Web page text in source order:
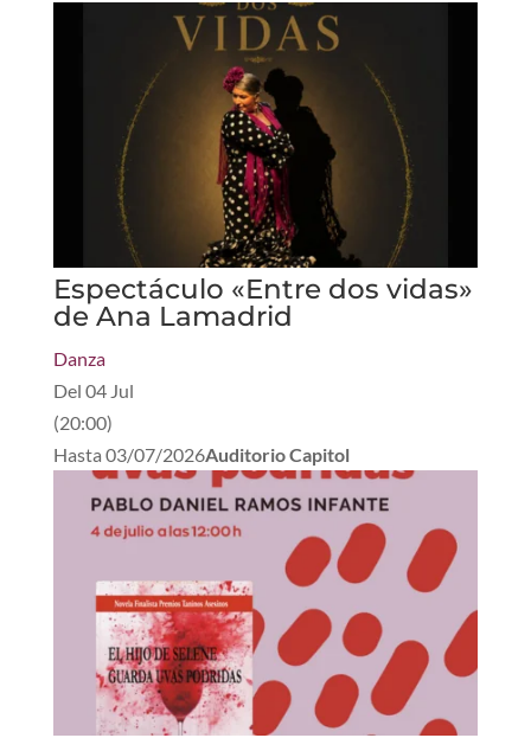
Espectáculo «Entre dos vidas»
de Ana Lamadrid
Danza
Del 04 Jul
(20:00)
Hasta 03/07/2026Auditorio Capitol